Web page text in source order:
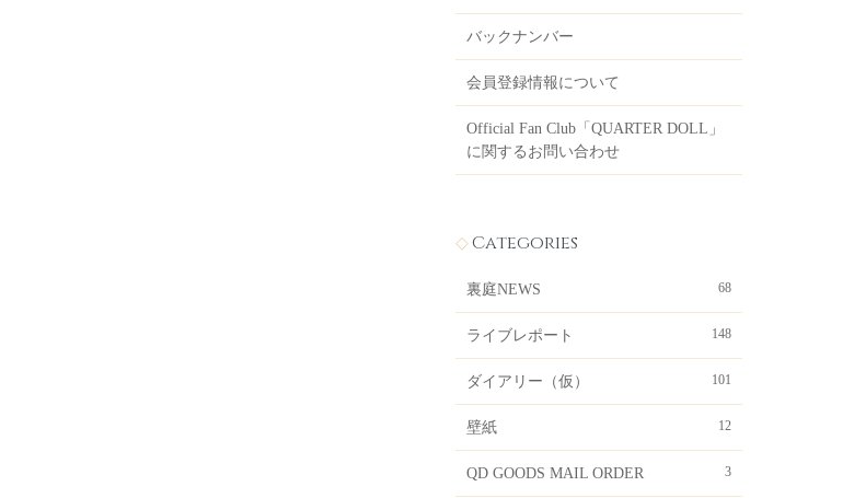
バックナンバー
会員登録情報について
Official Fan Club「QUARTER DOLL」
に関するお問い合わせ
Categories
裏庭NEWS 68
ライブレポート 148
ダイアリー（仮） 101
壁紙 12
QD GOODS MAIL ORDER 3